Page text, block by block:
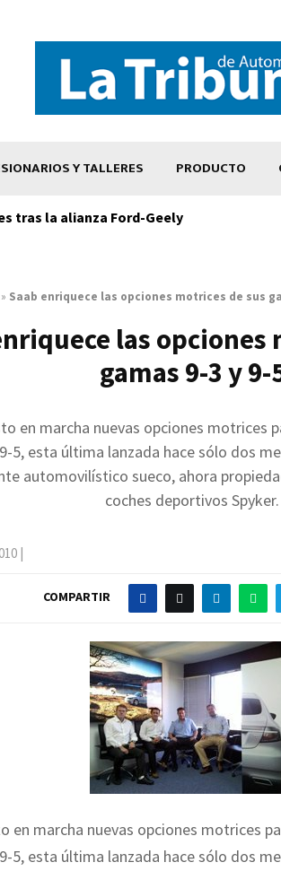
Y TALLERES PRODUCTO
tras la alianza Ford-Geely
» Saab enriquece las opciones motrices de sus
las opciones
gamas 9-3 y 9-
en marcha nuevas opciones motrices
5, esta última lanzada hace sólo dos
automovilístico sueco, ahora
coches deportivos Spyker.
|
COMPARTIR
en marcha nuevas opciones motrices
5, esta última lanzada hace sólo dos